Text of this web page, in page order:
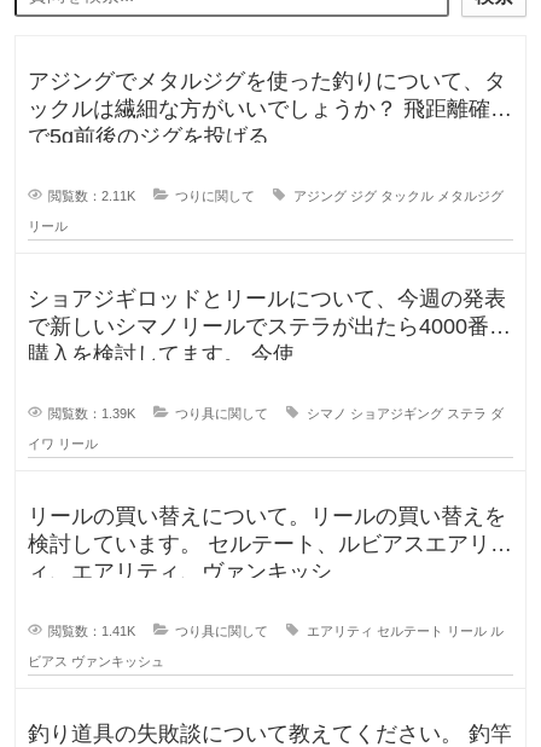
アジングでメタルジグを使った釣りについて、タ
ックルは繊細な方がいいでしょうか？ 飛距離確保
で5g前後のジグを投げる
閲覧数：2.11K つりに関して アジング ジグ タックル メタルジグ
リール
ショアジギロッドとリールについて、今週の発表
で新しいシマノリールでステラが出たら4000番を
購入を検討してます。 今使
閲覧数：1.39K つり具に関して シマノ ショアジギング ステラ ダ
イワ リール
リールの買い替えについて。リールの買い替えを
検討しています。 セルテート、ルビアスエアリテ
ィ、エアリティ、ヴァンキッシ
閲覧数：1.41K つり具に関して エアリティ セルテート リール ル
ビアス ヴァンキッシュ
釣り道具の失敗談について教えてください。 釣竿